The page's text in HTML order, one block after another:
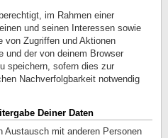
im Rahmen einer
und seinen Interessen sowie
von Zugriffen und Aktionen
und der von deinem Browser
speichern, sofern dies zur
Nachverfolgbarkeit notwendig
Deiner Daten
mit anderen Personen